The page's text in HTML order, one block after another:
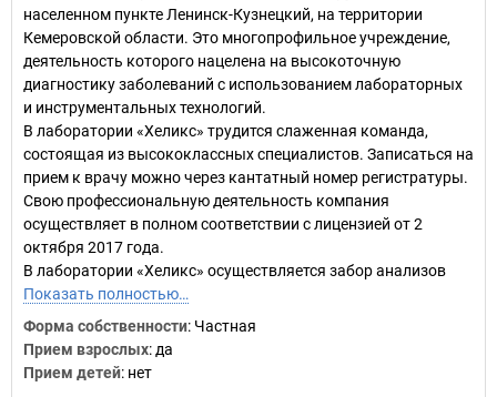
населенном пункте Ленинск-Кузнецкий, на территории
Кемеровской области. Это многопрофильное учреждение,
деятельность которого нацелена на высокоточную
диагностику заболеваний с использованием лабораторных
и инструментальных технологий.
В лаборатории «Хеликс» трудится слаженная команда,
состоящая из высококлассных специалистов. Записаться на
прием к врачу можно через кантатный номер регистратуры.
Свою профессиональную деятельность компания
осуществляет в полном соответствии с лицензией от 2
октября 2017 года.
В лаборатории «Хеликс» осуществляется забор анализов
Показать полностью…
Форма собственности: Частная
Прием взрослых: да
Прием детей: нет